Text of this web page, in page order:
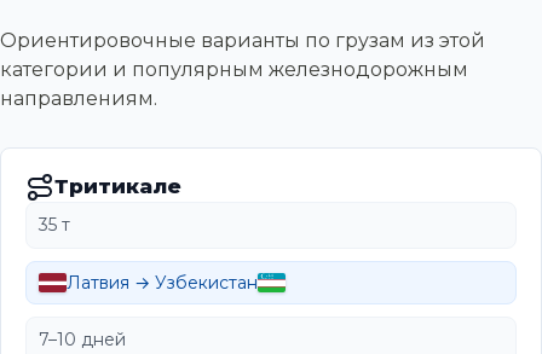
Ориентировочные варианты по грузам из этой
категории и популярным железнодорожным
направлениям.
Тритикале
35 т
Латвия → Узбекистан
7–10 дней